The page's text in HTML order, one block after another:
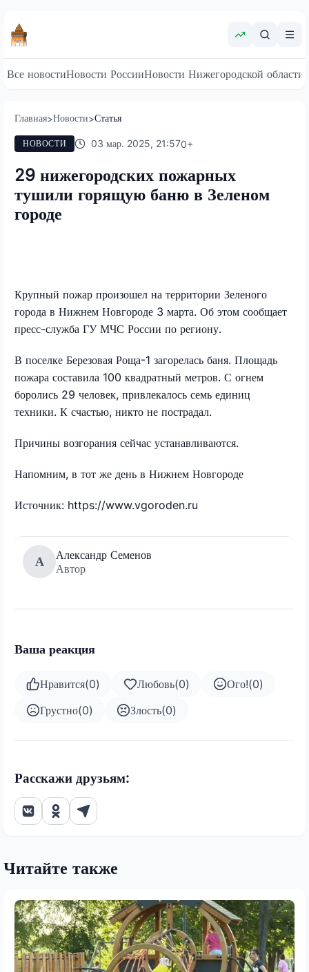
Все новостиНовости РоссииНовости Нижегородской области
Главная>Новости>Статья
НОВОСТИ 03 мар. 2025, 21:570+
29 нижегородских пожарных
тушили горящую баню в Зеленом
городе
Крупный пожар произошел на территории Зеленого
города в Нижнем Новгороде 3 марта. Об этом сообщает
пресс-служба ГУ МЧС России по региону.
В поселке Березовая Роща-1 загорелась баня. Площадь
пожара составила 100 квадратный метров. С огнем
боролись 29 человек, привлекалось семь единиц
техники. К счастью, никто не пострадал.
Причины возгорания сейчас устанавливаются.
Напомним, в тот же день в Нижнем Новгороде
Источник: https://www.vgoroden.ru
А
Александр Семенов
Автор
Ваша реакция
Нравится(0) Любовь(0) Ого!(0)
Грустно(0) Злость(0)
Расскажи друзьям:
Читайте также